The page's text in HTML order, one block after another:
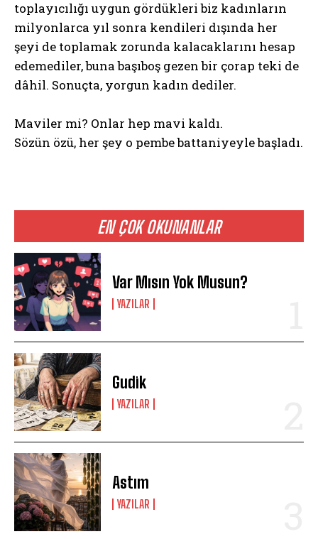
EN ÇOK OKUNANLAR
Var Mısın Yok Musun?
YAZILAR
Gudik
YAZILAR
Astım
YAZILAR
toplayıcılığı uygun gördükleri biz kadınların
milyonlarca yıl sonra kendileri dışında her
şeyi de toplamak zorunda kalacaklarını hesap
edemediler, buna başıboş gezen bir çorap teki de
dâhil. Sonuçta, yorgun kadın dediler.
Maviler mi? Onlar hep mavi kaldı.
Sözün özü, her şey o pembe battaniyeyle başladı.